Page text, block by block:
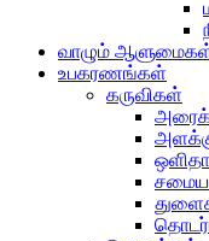
வாழும்
உபகரணங்கள்
கருவிகள்